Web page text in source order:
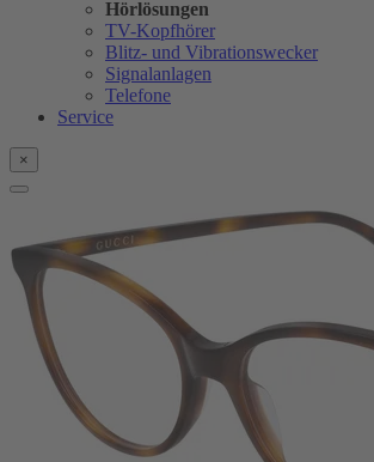
Hörlösungen
TV-Kopfhörer
Blitz- und Vibrationswecker
Signalanlagen
Telefone
Service
×